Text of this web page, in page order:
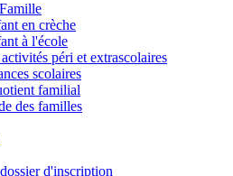
en crèche
à l'école
péri et extrascolaires
scolaires
familial
des familles
d'inscription